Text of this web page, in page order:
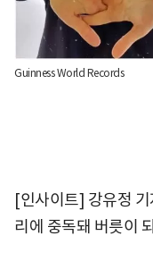
Guinness World Records
[인사이트] 강유정
리에 중독돼 버릇이